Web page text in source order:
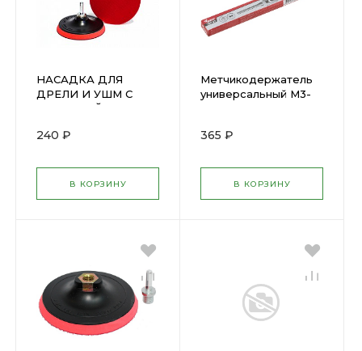
НАСАДКА ДЛЯ
ДРЕЛИ И УШМ С
ЛИПУЧКОЙ D125 ММ
54622 )
240 ₽
В КОРЗИНУ
Метчикодержатель
универсальный М3-
365 ₽
В КОРЗИНУ